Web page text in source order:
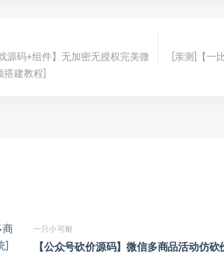
源码+组件】无加密无授权完美微
建教程]
[亲测]【一
一只小可耐
【公众号砍价源码】微信多商品活动仿砍